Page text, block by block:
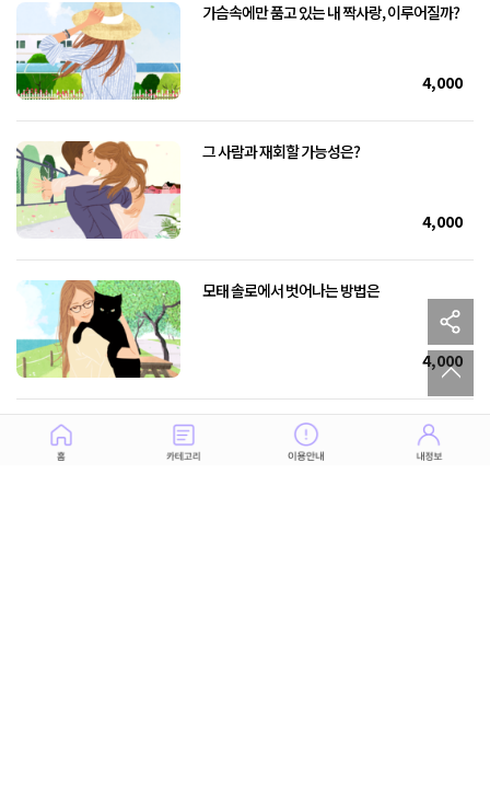
가슴속에만 품고 있는 내 짝사랑, 이루어질까?
4,000
그 사람과 재회할 가능성은?
4,000
모태 솔로에서 벗어나는 방법은
4,000
오래된 연인 우리 두 사람의 미래는